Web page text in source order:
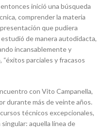
inició una búsqueda
comprender la materia
que pudiera
de manera autodidacta,
incansablemente y
parciales y fracasos
con Vito Campanella,
durante más de veinte años.
técnicos excepcionales,
aquella línea de